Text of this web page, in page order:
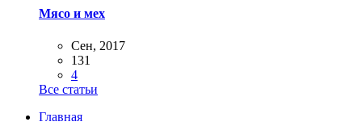
Мясо и мех
Сен, 2017
131
4
Все статьи
Главная